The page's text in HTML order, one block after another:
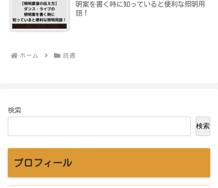
明案を書く時に知っていると便利な照明用
語！
ホーム 読書
検索
検索
プロフィール